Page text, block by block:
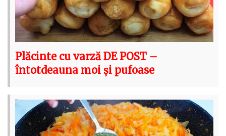
Plăcinte cu varză DE POST –
întotdeauna moi și pufoase